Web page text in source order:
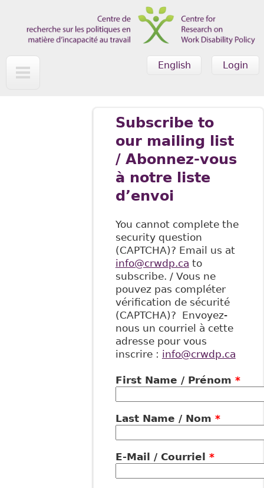
Login
English
Subscribe to
our mailing list
/ Abonnez-vous
à notre liste
d’envoi
You cannot complete the
security question
(CAPTCHA)? Email us at
info@crwdp.ca to
subscribe. / Vous ne
pouvez pas compléter
vérification de sécurité
(CAPTCHA)? Envoyez-
nous un courriel à cette
adresse pour vous
inscrire : info@crwdp.ca
First Name / Prénom *
Last Name / Nom *
E-Mail / Courriel *